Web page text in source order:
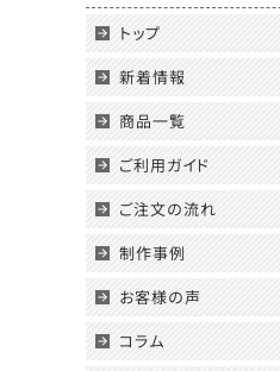
トップ
新着情報
商品一覧
ご利用ガイド
ご注文の流れ
制作事例
お客様の声
コラム